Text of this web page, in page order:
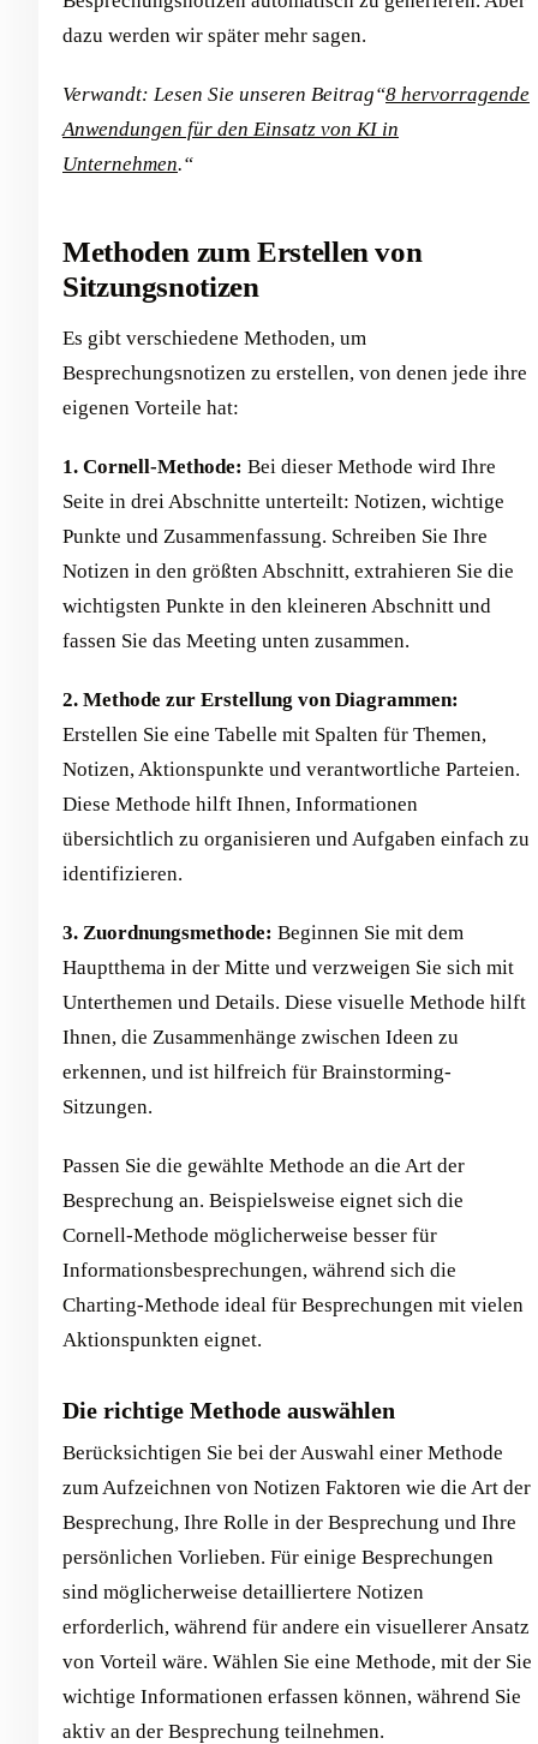
dazu werden wir später mehr sagen.
Verwandt: Lesen Sie unseren Beitrag“8 hervorragende
Anwendungen für den Einsatz von KI in
Unternehmen.“
Methoden zum Erstellen von
Sitzungsnotizen
Es gibt verschiedene Methoden, um
Besprechungsnotizen zu erstellen, von denen jede ihre
eigenen Vorteile hat:
1. Cornell-Methode: Bei dieser Methode wird Ihre
Seite in drei Abschnitte unterteilt: Notizen, wichtige
Punkte und Zusammenfassung. Schreiben Sie Ihre
Notizen in den größten Abschnitt, extrahieren Sie die
wichtigsten Punkte in den kleineren Abschnitt und
fassen Sie das Meeting unten zusammen.
2. Methode zur Erstellung von Diagrammen:
Erstellen Sie eine Tabelle mit Spalten für Themen,
Notizen, Aktionspunkte und verantwortliche Parteien.
Diese Methode hilft Ihnen, Informationen
übersichtlich zu organisieren und Aufgaben einfach zu
identifizieren.
3. Zuordnungsmethode: Beginnen Sie mit dem
Hauptthema in der Mitte und verzweigen Sie sich mit
Unterthemen und Details. Diese visuelle Methode hilft
Ihnen, die Zusammenhänge zwischen Ideen zu
erkennen, und ist hilfreich für Brainstorming-
Sitzungen.
Passen Sie die gewählte Methode an die Art der
Besprechung an. Beispielsweise eignet sich die
Cornell-Methode möglicherweise besser für
Informationsbesprechungen, während sich die
Charting-Methode ideal für Besprechungen mit vielen
Aktionspunkten eignet.
Die richtige Methode auswählen
Berücksichtigen Sie bei der Auswahl einer Methode
zum Aufzeichnen von Notizen Faktoren wie die Art der
Besprechung, Ihre Rolle in der Besprechung und Ihre
persönlichen Vorlieben. Für einige Besprechungen
sind möglicherweise detailliertere Notizen
erforderlich, während für andere ein visuellerer Ansatz
von Vorteil wäre. Wählen Sie eine Methode, mit der Sie
wichtige Informationen erfassen können, während Sie
aktiv an der Besprechung teilnehmen.